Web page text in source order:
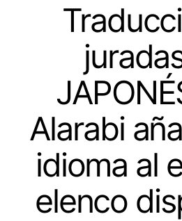
Tarifas
Blog
Contacto
Alarabi
idioma al
elenco